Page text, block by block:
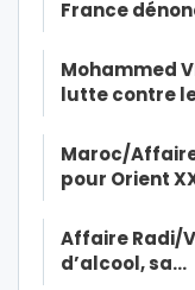
France
Mohammed
lutte contre
Maroc/
pour Orient
Affaire Radi/
d’alcool, sa…